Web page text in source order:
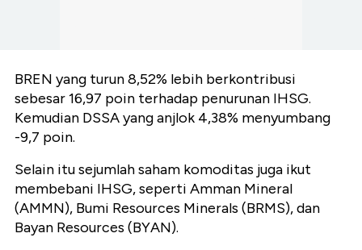
BREN yang turun 8,52% lebih berkontribusi
sebesar 16,97 poin terhadap penurunan IHSG.
Kemudian DSSA yang anjlok 4,38% menyumbang
-9,7 poin.
Selain itu sejumlah saham komoditas juga ikut
membebani IHSG, seperti Amman Mineral
(AMMN), Bumi Resources Minerals (BRMS), dan
Bayan Resources (BYAN).